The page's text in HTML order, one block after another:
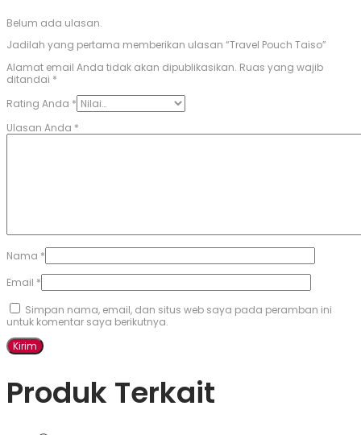
Belum ada ulasan.
Jadilah yang pertama memberikan ulasan “Travel Pouch Taiso”
Alamat email Anda tidak akan dipublikasikan. Ruas yang wajib
ditandai *
Rating Anda *
Ulasan Anda *
Nama *
Email *
Simpan nama, email, dan situs web saya pada peramban ini
untuk komentar saya berikutnya.
Produk Terkait